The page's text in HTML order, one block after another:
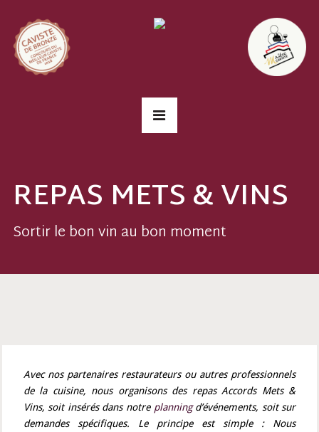
REPAS METS & VINS
Sortir le bon vin au bon moment
Avec nos partenaires restaurateurs ou autres professionnels
de la cuisine, nous organisons des repas Accords Mets &
Vins, soit insérés dans notre planningd’événements, soit sur
demandes spécifiques. Le principe est simple : Nous